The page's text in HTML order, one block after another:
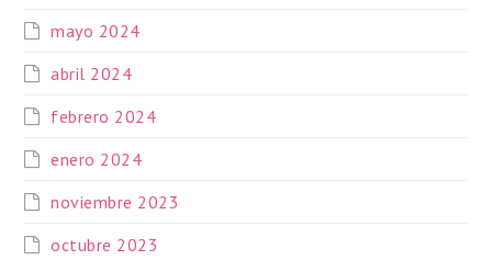
mayo 2024
abril 2024
febrero 2024
enero 2024
noviembre 2023
octubre 2023